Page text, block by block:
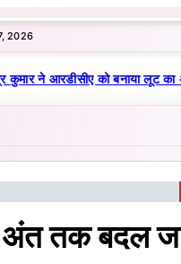
2026
कुमार ने आरडीसीए को बनाया लूट
तक बदल